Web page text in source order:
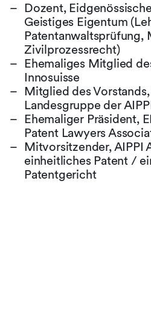
Dozent,
Geistiges Eigentum
Patentanwaltsprüfung,
Zivilprozessrecht)
Ehemaliges Mitglied
Innosuisse
Mitglied des
Landesgruppe der
Ehemaliger Präsident,
Patent Lawyers
Mitvorsitzender, AIPPI
einheitliches Patent /
Patentgericht